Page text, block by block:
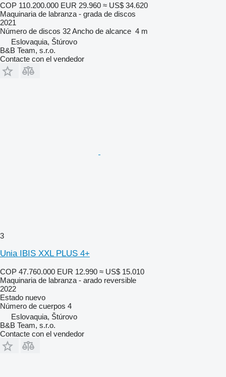
COP 110.200.000 EUR 29.960 ≈ US$ 34.620
Maquinaria de labranza - grada de discos
2021
Número de discos 32Ancho de alcance 4 m
Eslovaquia, Štúrovo
B&B Team, s.r.o.
Contacte con el vendedor
3
Unia IBIS XXL PLUS 4+
COP 47.760.000 EUR 12.990 ≈ US$ 15.010
Maquinaria de labranza - arado reversible
2022
Estado nuevo
Número de cuerpos 4
Eslovaquia, Štúrovo
B&B Team, s.r.o.
Contacte con el vendedor